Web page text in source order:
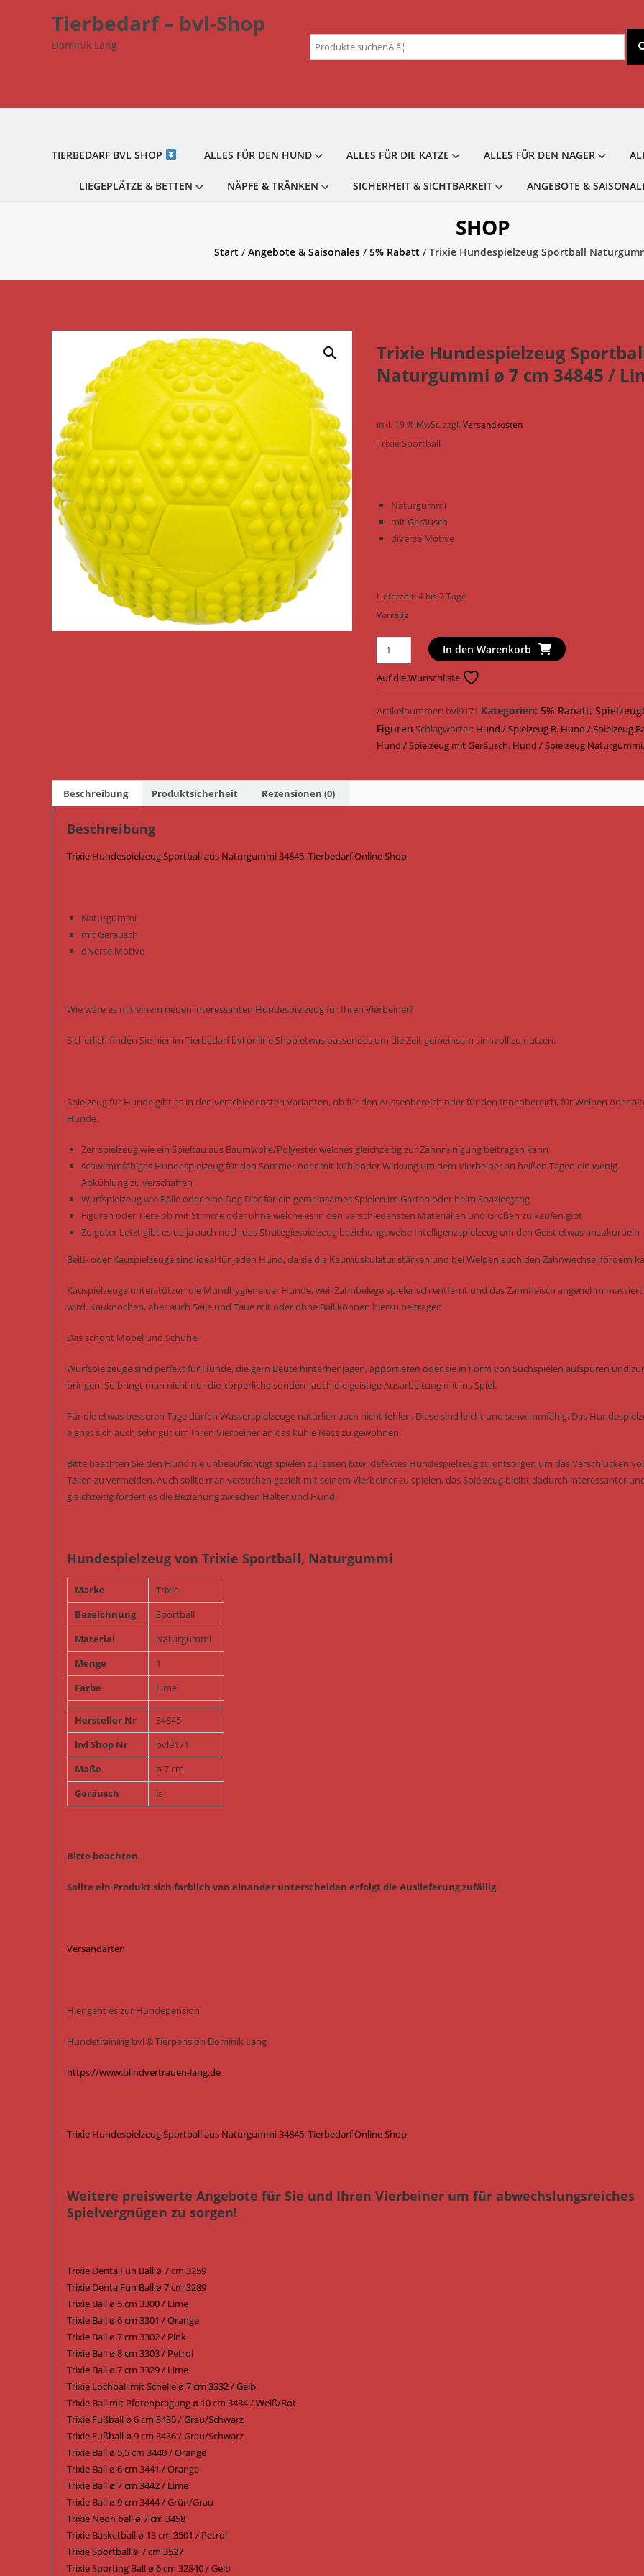
Tierbedarf – bvl-Shop
Dominik Lang
Suchen
nach:
TIERBEDARF BVL SHOP ALLES FÜR DEN HUND ALLES FÜR DIE KATZE ALLES FÜR DEN NAGER
LIEGEPLÄTZE & BETTEN NÄPFE & TRÄNKEN SICHERHEIT & SICHTBARKEIT ANGEBOTE &
SHOP
Start /Angebote & Saisonales /5% Rabatt / Trixie Hundespielzeug Sportball
Trixie Hundespielzeug
Naturgummi ø 7 cm 34845 /
inkl. 19 % MwSt. zzgl.Versandkosten
Trixie Sportball
Naturgummi
mit Geräusch
diverse Motive
Lieferzeit:4 bis 7 Tage
Vorrätig
Trixie
Hundespielzeug
Sportball
Naturgummi
ø
7
cm
Menge
In den Warenkorb
Auf die Wunschliste
Artikelnummer: bvl9171 Kategorien: 5% Rabatt,
Figuren Schlagwörter: Hund / Spielzeug B, Hund / Spielzeug
Hund / Spielzeug mit Geräusch, Hund / Spielzeug Naturgummi
Beschreibung Produktsicherheit Rezensionen (0)
Beschreibung
Trixie Hundespielzeug Sportball aus Naturgummi 34845, Tierbedarf Online Shop
Naturgummi
mit Geräusch
diverse Motive
Wie wäre es mit einem neuen interessanten Hundespielzeug für Ihren Vierbeiner?
Sicherlich finden Sie hier im Tierbedarf bvl online Shop etwas passendes um die Zeit gemeinsam sinnvoll zu nutzen.
Spielzeug für Hunde gibt es in den verschiedensten Varianten, ob für den Aussenbereich oder für den Innenbereich, für Welpen oder
Hunde.
Zerrspielzeug wie ein Spieltau aus Baumwolle/Polyester welches gleichzeitig zur Zahnreinigung beitragen kann
schwimmfähiges Hundespielzeug für den Sommer oder mit kühlender Wirkung um dem Vierbeiner an heißen Tagen ein wenig
Abkühlung zu verschaffen
Wurfspielzeug wie Bälle oder eine Dog Disc für ein gemeinsames Spielen im Garten oder beim Spaziergang
Figuren oder Tiere ob mit Stimme oder ohne welche es in den verschiedensten Materialien und Größen zu kaufen gibt
Zu guter Letzt gibt es da ja auch noch das Strategiespielzeug beziehungsweise Intelligenzspielzeug um den Geist etwas anzukurbeln
Beiß- oder Kauspielzeuge sind ideal für jeden Hund, da sie die Kaumuskulatur stärken und bei Welpen auch den Zahnwechsel fördern
Kauspielzeuge unterstützen die Mundhygiene der Hunde, weil Zahnbelege spielerisch entfernt und das Zahnfleisch angenehm massiert
wird. Kauknochen, aber auch Seile und Taue mit oder ohne Ball können hierzu beitragen.
Das schont Möbel und Schuhe!
Wurfspielzeuge sind perfekt für Hunde, die gern Beute hinterher jagen, apportieren oder sie in Form von Suchspielen aufspüren und
bringen. So bringt man nicht nur die körperliche sondern auch die geistige Ausarbeitung mit ins Spiel.
Für die etwas besseren Tage dürfen Wasserspielzeuge natürlich auch nicht fehlen. Diese sind leicht und schwimmfähig. Das
eignet sich auch sehr gut um Ihren Vierbeiner an das kühle Nass zu gewöhnen.
Bitte beachten Sie den Hund nie unbeaufsichtigt spielen zu lassen bzw. defektes Hundespielzeug zu entsorgen um das Verschlucken
Teilen zu vermeiden. Auch sollte man versuchen gezielt mit seinem Vierbeiner zu spielen, das Spielzeug bleibt dadurch interessanter
gleichzeitig fördert es die Beziehung zwischen Halter und Hund.
Hundespielzeug von Trixie Sportball, Naturgummi
Marke
Trixie
Bezeichnung
Sportball
Material
Naturgummi
Menge
1
Farbe
Lime
Hersteller Nr
34845
bvl Shop Nr
bvl9171
Maße
ø 7 cm
Geräusch
Ja
Bitte beachten.
Sollte ein Produkt sich farblich von einander unterscheiden erfolgt die Auslieferung zufällig.
Versandarten
Hier geht es zur Hundepension.
Hundetraining bvl & Tierpension Dominik Lang
https://www.blindvertrauen-lang.de
Trixie Hundespielzeug Sportball aus Naturgummi 34845, Tierbedarf Online Shop
Weitere preiswerte Angebote für Sie und Ihren Vierbeiner um für abwechslungsreiches
Spielvergnügen zu sorgen!
Trixie Denta Fun Ball ø 7 cm 3259
Trixie Denta Fun Ball ø 7 cm 3289
Trixie Ball ø 5 cm 3300 / Lime
Trixie Ball ø 6 cm 3301 / Orange
Trixie Ball ø 7 cm 3302 / Pink
Trixie Ball ø 8 cm 3303 / Petrol
Trixie Ball ø 7 cm 3329 / Lime
Trixie Lochball mit Schelle ø 7 cm 3332 / Gelb
Trixie Ball mit Pfotenprägung ø 10 cm 3434 / Weiß/Rot
Trixie Fußball ø 6 cm 3435 / Grau/Schwarz
Trixie Fußball ø 9 cm 3436 / Grau/Schwarz
Trixie Ball ø 5,5 cm 3440 / Orange
Trixie Ball ø 6 cm 3441 / Orange
Trixie Ball ø 7 cm 3442 / Lime
Trixie Ball ø 9 cm 3444 / Grün/Grau
Trixie Neon ball ø 7 cm 3458
Trixie Basketball ø 13 cm 3501 / Petrol
Trixie Sportball ø 7 cm 3527
Trixie Sporting Ball ø 6 cm 32840 / Gelb